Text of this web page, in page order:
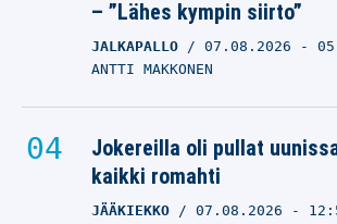
– ”Lähes kympin siirto”
JALKAPALLO 07.08.2026 -
ANTTI MAKKONEN
Jokereilla oli pullat
kaikki romahti
JÄÄKIEKKO 07.08.2026 -